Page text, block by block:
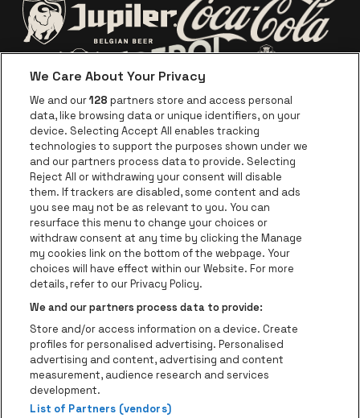
Visitez le site de Lotto
Visitez le site de Jupiler Visitez le site de
Visitez le site de Red Bull
Visitez le site de Le logo de
Visitez le site de Le logo Jameson en
Visitez le site de CrokyVisitez le site de Bruzz
Visitez le site de Le SoirVisitez le site de
Visitez le site de Radio
Forest National fait partie de be•at
Forest National
Avenue Victor Rousseau 208, 1190 Forest
Be-At Venues
Schijnpoortweg 119, 2170 Anvers
BTW (BE) 0461.051.688 - RPR Antwerpen
BNP Paribas Fortis - IBAN: BE93 2200 4925 0067 - BIC:
GEBABEBB
We Care About Your Privacy
We and our128 partners store and access personal
data, like browsing data or unique identifiers, on your
device. Selecting Accept All enables tracking
technologies to support the purposes shown under we
and our partners process data to provide. Selecting
Reject All or withdrawing your consent will disable
them. If trackers are disabled, some content and ads
you see may not be as relevant to you. You can
resurface this menu to change your choices or
withdraw consent at any time by clicking the Manage
my cookies link on the bottom of the webpage. Your
choices will have effect within our Website. For more
details, refer to our Privacy Policy.
We and our partners process data to provide:
Store and/or access information on a device. Create
profiles for personalised advertising. Personalised
advertising and content, advertising and content
measurement, audience research and services
development.
List of Partners (vendors)